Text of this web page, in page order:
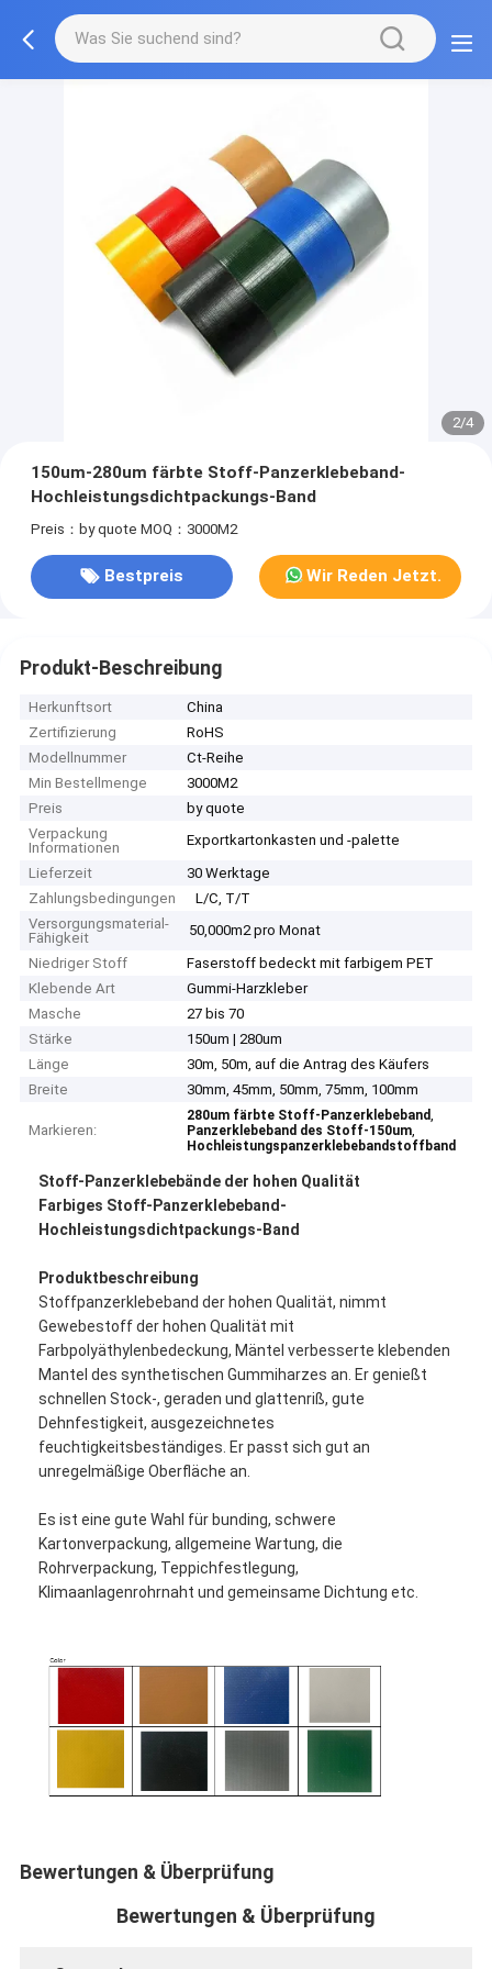
2/4
150um-280um färbte Stoff-Panzerklebeband-
Hochleistungsdichtpackungs-Band
Preis：by quote MOQ：3000M2
Bestpreis Wir Reden Jetzt.
Produkt-Beschreibung
Herkunftsort
China
Zertifizierung
RoHS
Modellnummer
Ct-Reihe
Min Bestellmenge
3000M2
Preis
by quote
Verpackung
Informationen
Exportkartonkasten und -palette
Lieferzeit
30 Werktage
Zahlungsbedingungen
L/C, T/T
Versorgungsmaterial-
Fähigkeit
50,000m2 pro Monat
Niedriger Stoff
Faserstoff bedeckt mit farbigem PET
Klebende Art
Gummi-Harzkleber
Masche
27 bis 70
Stärke
150um | 280um
Länge
30m, 50m, auf die Antrag des Käufers
Breite
30mm, 45mm, 50mm, 75mm, 100mm
Markieren:
280um färbte Stoff-Panzerklebeband,
Panzerklebeband des Stoff-150um,
Hochleistungspanzerklebebandstoffband
Stoff-Panzerklebebände der hohen Qualität
Farbiges Stoff-Panzerklebeband-
Hochleistungsdichtpackungs-Band
Produktbeschreibung
Stoffpanzerklebeband der hohen Qualität, nimmt
Gewebestoff der hohen Qualität mit
Farbpolyäthylenbedeckung, Mäntel verbesserte klebenden
Mantel des synthetischen Gummiharzes an. Er genießt
schnellen Stock-, geraden und glattenriß, gute
Dehnfestigkeit, ausgezeichnetes
feuchtigkeitsbeständiges. Er passt sich gut an
unregelmäßige Oberfläche an.
Es ist eine gute Wahl für bunding, schwere
Kartonverpackung, allgemeine Wartung, die
Rohrverpackung, Teppichfestlegung,
Klimaanlagenrohrnaht und gemeinsame Dichtung etc.
Bewertungen & Überprüfung
Bewertungen & Überprüfung